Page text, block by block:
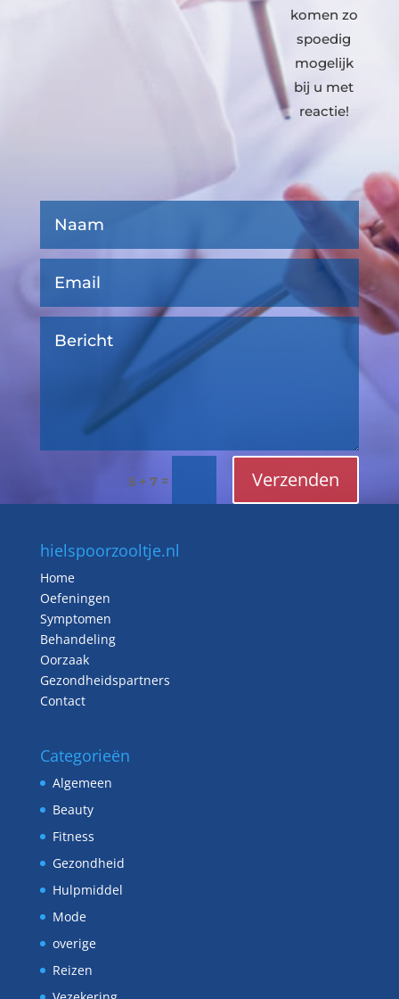
komen zo
spoedig
mogelijk
bij u met
reactie!
5 + 7 = Verzenden
hielspoorzooltje.nl
Home
Oefeningen
Symptomen
Behandeling
Oorzaak
Gezondheidspartners
Contact
Categorieën
Algemeen
Beauty
Fitness
Gezondheid
Hulpmiddel
Mode
overige
Reizen